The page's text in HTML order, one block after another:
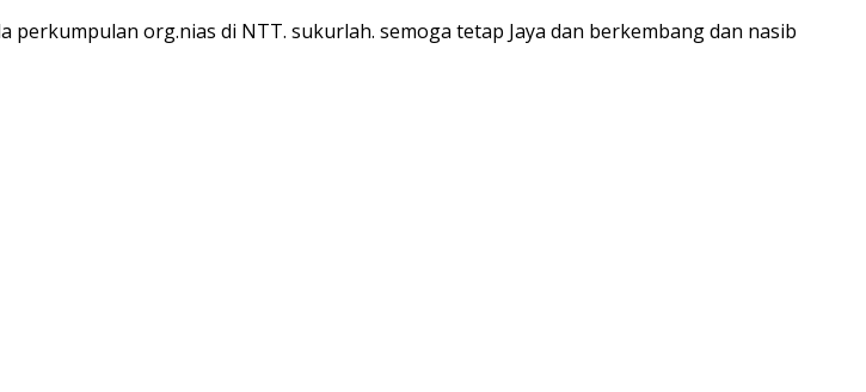
org.nias di NTT. sukurlah. semoga tetap Jaya dan berkembang dan nasib